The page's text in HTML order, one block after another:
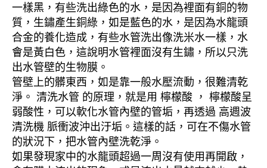
一樣黑，有些洗出綠色的水，是因為裡面有銅的物
質，生鏽產生銅綠，如是藍色的水，是因為水龍頭
合金的養化造成，有些水管洗出像洗米水一樣，水
會是黃白色，這說明水管裡面沒有生鏽，所以只洗
出水管壁的生物膜。
管壁上的髒東西，如是靠一般水壓流動，很難清乾
淨。 清洗水管 的原理，就是用 檸檬酸 ， 檸檬酸呈
弱酸性，可以軟化水管內壁的管垢，再透過 高週波
清洗機 脈衝波沖出汙垢。這樣的話，可在不傷水管
的狀況下，把水管內壁洗乾淨。
如果發現家中的水龍頭超過一周沒有使用再開啟，